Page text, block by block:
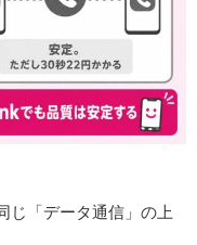
じ「データ通信」の上